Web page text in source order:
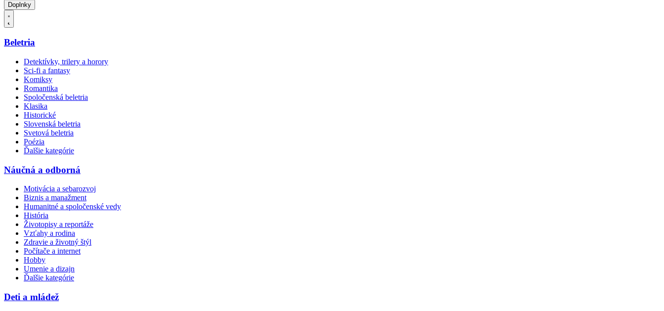
Doplnky
Beletria
Detektívky, trilery a horory
Sci-fi a fantasy
Komiksy
Romantika
Spoločenská beletria
Klasika
Historické
Slovenská beletria
Svetová beletria
Poézia
Ďalšie kategórie
Náučná a odborná
Motivácia a sebarozvoj
Biznis a manažment
Humanitné a spoločenské vedy
História
Životopisy a reportáže
Vzťahy a rodina
Zdravie a životný štýl
Počítače a internet
Hobby
Umenie a dizajn
Ďalšie kategórie
Deti a mládež